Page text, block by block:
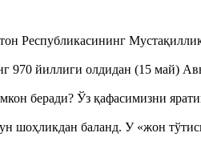
Республикасининг
йиллиги олдидан (15 май)
беради? Ўз қафасимизни
шоҳликдан баланд. У «жон